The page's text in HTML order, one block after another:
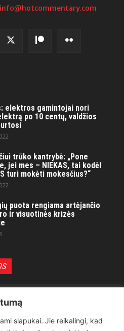
slapukai. Jie reikalingi, kad
info@hotcommentary.com
elektros gamintojai nori
po 10 centų, valdžios
trūko kantrybė: „Pone
jei mes – NIEKAS, tai kodėl
turi mokėti mokesčius?“
puota rengiama artėjančio
ir visuotinės krizės
1497